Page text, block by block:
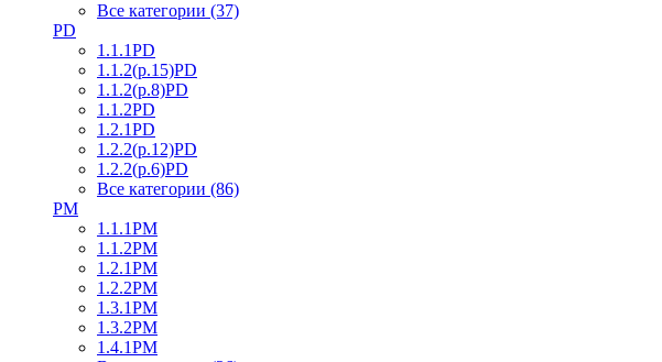
Все категории (37)
PD
1.1.1PD
1.1.2(р.15)PD
1.1.2(р.8)PD
1.1.2PD
1.2.1PD
1.2.2(р.12)PD
1.2.2(р.6)PD
Все категории (86)
PM
1.1.1PM
1.1.2PM
1.2.1PM
1.2.2PM
1.3.1PM
1.3.2PM
1.4.1PM